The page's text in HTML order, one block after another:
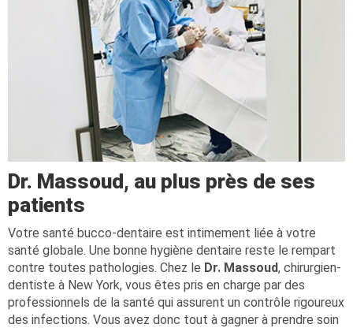
Dr. Massoud, au plus près de ses
patients
Votre santé bucco-dentaire est intimement liée à votre
santé globale. Une bonne hygiène dentaire reste le rempart
contre toutes pathologies. Chez le Dr. Massoud, chirurgien-
dentiste à New York, vous êtes pris en charge par des
professionnels de la santé qui assurent un contrôle rigoureux
des infections. Vous avez donc tout à gagner à prendre soin